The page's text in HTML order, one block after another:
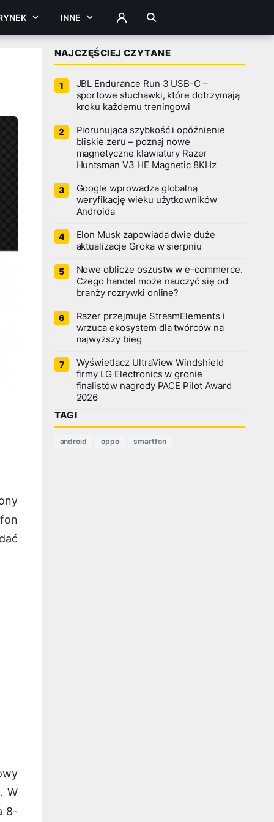
INNE ZALOGUJ
W
8-
NAJCZĘŚCIEJ CZYTANE
JBL Endurance Run 3 USB-C –
sportowe słuchawki, które dotrzymają
kroku każdemu treningowi
Piorunująca szybkość i opóźnienie
bliskie zeru – poznaj nowe
magnetyczne klawiatury Razer
Huntsman V3 HE Magnetic 8KHz
Google wprowadza globalną
weryfikację wieku użytkowników
Androida
Elon Musk zapowiada dwie duże
aktualizacje Groka w sierpniu
Nowe oblicze oszustw w e-commerce.
Czego handel może nauczyć się od
branży rozrywki online?
Razer przejmuje StreamElements i
wrzuca ekosystem dla twórców na
najwyższy bieg
Wyświetlacz UltraView Windshield
firmy LG Electronics w gronie
finalistów nagrody PACE Pilot Award
2026
TAGI
android oppo smartfon